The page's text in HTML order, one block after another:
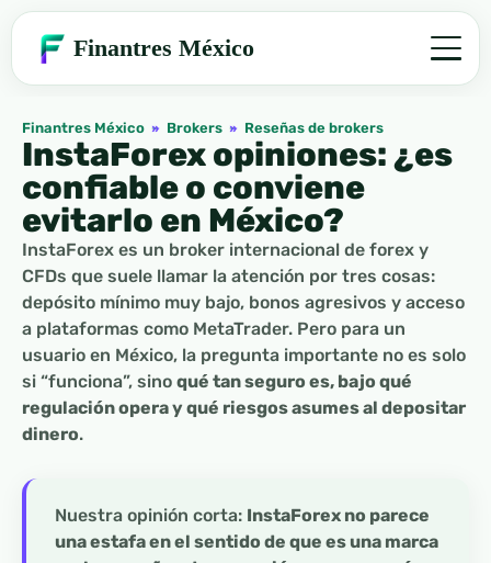
Finantres México
Finantres México » Brokers » Reseñas de brokers
InstaForex opiniones: ¿es
confiable o conviene
evitarlo en México?
InstaForex es un broker internacional de forex y
CFDs que suele llamar la atención por tres cosas:
depósito mínimo muy bajo, bonos agresivos y acceso
a plataformas como MetaTrader. Pero para un
usuario en México, la pregunta importante no es solo
si “funciona”, sino qué tan seguro es, bajo qué
regulación opera y qué riesgos asumes al depositar
dinero.
Nuestra opinión corta: InstaForex no parece
una estafa en el sentido de que es una marca